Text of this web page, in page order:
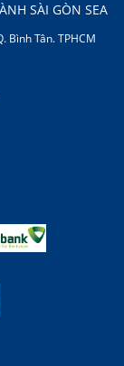
SÀI GÒN SEA
Bình Tân. TPHCM